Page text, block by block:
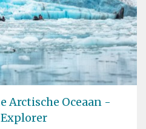
Arctische Oceaan -